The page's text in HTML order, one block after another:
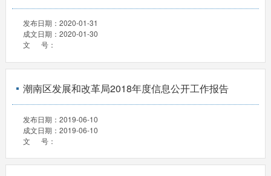
发布日期： 2020-01-31
成文日期： 2020-01-30
文 号：
潮南区发展和改革局2018年度信息公开工作报告
发布日期： 2019-06-10
成文日期： 2019-06-10
文 号：